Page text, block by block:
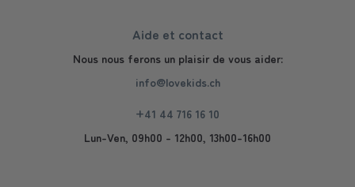
Aide et contact
Nous nous ferons un plaisir de vous aider:
info@lovekids.ch
+41 44 716 16 10
Lun-Ven, 09h00 - 12h00, 13h00-16h00